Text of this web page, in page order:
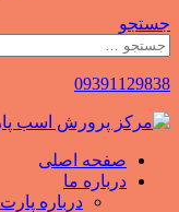
جستجو
09391129838
صفحه اصلی
درباره ما
درباره پارت